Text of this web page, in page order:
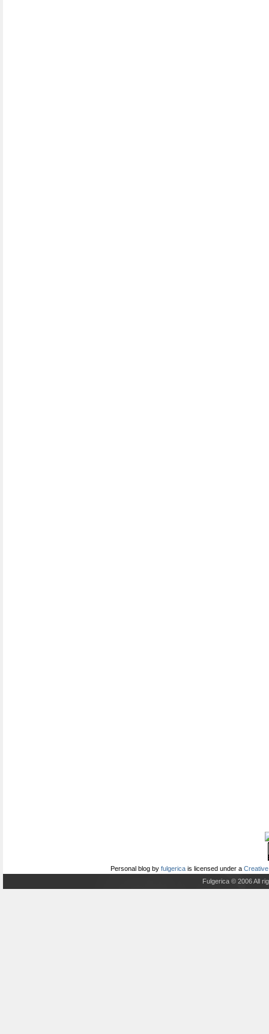
Personal blog by fulgerica is licensed under a
Fulgerica © 2006 All